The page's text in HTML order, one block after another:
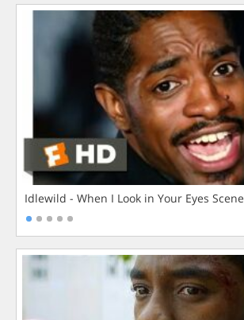
Idlewild - When I Look in Your Eyes Scene